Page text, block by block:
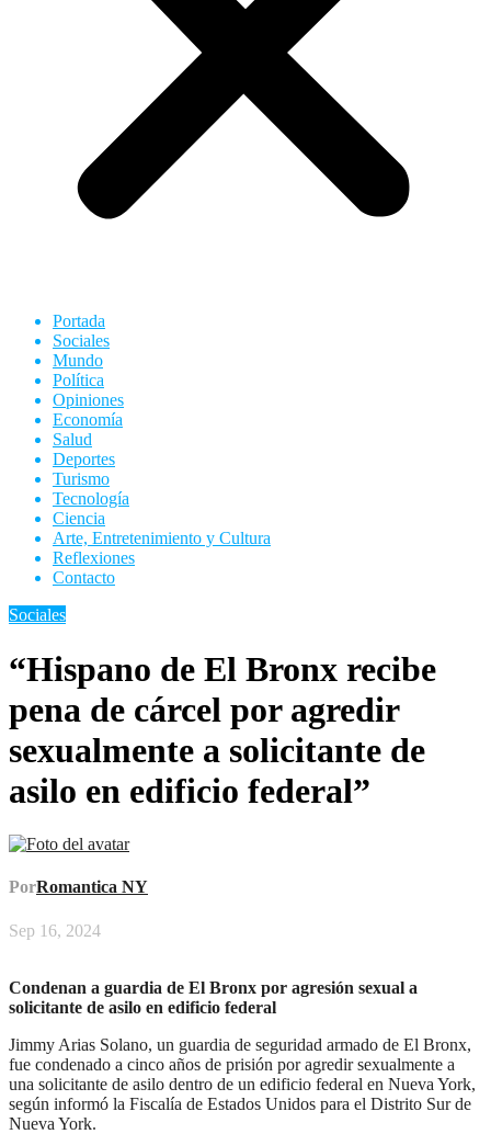
Portada
Sociales
Mundo
Política
Opiniones
Economía
Salud
Deportes
Turismo
Tecnología
Ciencia
Arte, Entretenimiento y Cultura
Reflexiones
Contacto
Sociales
“Hispano de El Bronx recibe
pena de cárcel por agredir
sexualmente a solicitante de
asilo en edificio federal”
PorRomantica NY
Sep 16, 2024
Condenan a guardia de El Bronx por agresión sexual a
solicitante de asilo en edificio federal
Jimmy Arias Solano, un guardia de seguridad armado de El Bronx,
fue condenado a cinco años de prisión por agredir sexualmente a
una solicitante de asilo dentro de un edificio federal en Nueva York,
según informó la Fiscalía de Estados Unidos para el Distrito Sur de
Nueva York.